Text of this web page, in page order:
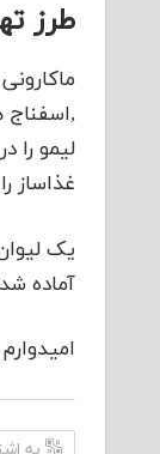
طرز
لیمو را
غذاساز
یک
آماده